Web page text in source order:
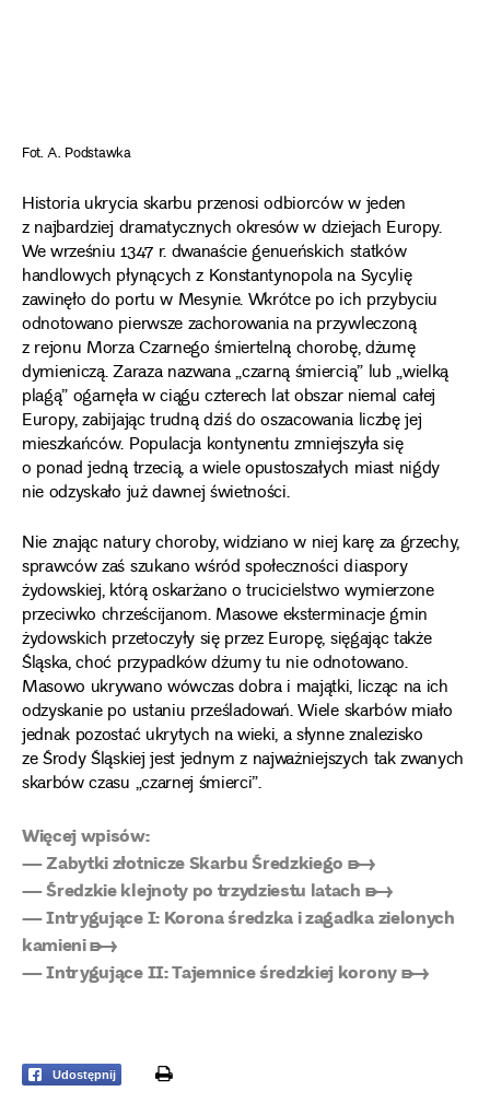
Fot. A. Podstawka
Historia ukrycia skarbu przenosi odbiorców w jeden
z najbardziej dramatycznych okresów w dziejach Europy.
We wrześniu 1347 r. dwanaście genueńskich statków
handlowych płynących z Konstantynopola na Sycylię
zawinęło do portu w Mesynie. Wkrótce po ich przybyciu
odnotowano pierwsze zachorowania na przywleczoną
z rejonu Morza Czarnego śmiertelną chorobę, dżumę
dymieniczą. Zaraza nazwana „czarną śmiercią” lub „wielką
plagą” ogarnęła w ciągu czterech lat obszar niemal całej
Europy, zabijając trudną dziś do oszacowania liczbę jej
mieszkańców. Populacja kontynentu zmniejszyła się
o ponad jedną trzecią, a wiele opustoszałych miast nigdy
nie odzyskało już dawnej świetności.
Nie znając natury choroby, widziano w niej karę za grzechy,
sprawców zaś szukano wśród społeczności diaspory
żydowskiej, którą oskarżano o trucicielstwo wymierzone
przeciwko chrześcijanom. Masowe eksterminacje gmin
żydowskich przetoczyły się przez Europę, sięgając także
Śląska, choć przypadków dżumy tu nie odnotowano.
Masowo ukrywano wówczas dobra i majątki, licząc na ich
odzyskanie po ustaniu prześladowań. Wiele skarbów miało
jednak pozostać ukrytych na wieki, a słynne znalezisko
ze Środy Śląskiej jest jednym z najważniejszych tak zwanych
skarbów czasu „czarnej śmierci”.
Więcej wpisów:
—Zabytki złotnicze Skarbu Średzkiego ➸
—Średzkie klejnoty po trzydziestu latach ➸
—Intrygujące I: Korona średzka i zagadka zielonych
kamieni ➸
— Intrygujące II: Tajemnice średzkiej korony ➸
Udostępnij print